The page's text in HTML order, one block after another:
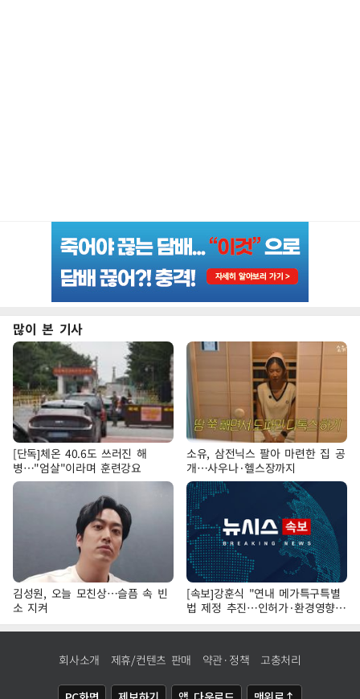
많이 본 기사
[단독]체온 40.6도 쓰러진 해
병…"엄살"이라며 훈련강요
소유, 삼전닉스 팔아 마련한 집 공
개…사우나·헬스장까지
김성원, 오늘 모친상…슬픔 속 빈
소 지켜
[속보]강훈식 "연내 메가특구특별
법 제정 추진…인허가·환경영향평
가 단축"
회사소개 제휴/컨텐츠 판매 약관·정책 고충처리